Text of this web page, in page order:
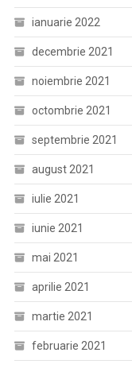
ianuarie 2022
decembrie 2021
noiembrie 2021
octombrie 2021
septembrie 2021
august 2021
iulie 2021
iunie 2021
mai 2021
aprilie 2021
martie 2021
februarie 2021